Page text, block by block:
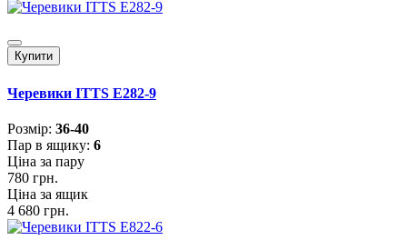
Купити
Черевики ITTS E282-9
Розмiр: 36-40
Пар в ящику: 6
Ціна за пару
780 грн.
Ціна за ящик
4 680 грн.